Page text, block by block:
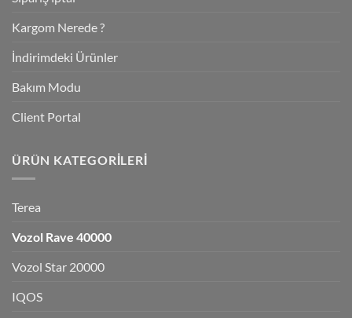
Kargom Nerede ?
İndirimdeki Ürünler
Bakım Modu
Client Portal
ÜRÜN KATEGORILERI
Terea
Vozol Rave 40000
Vozol Star 20000
IQOS